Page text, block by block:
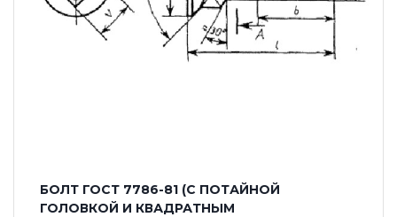
БОЛТ ГОСТ 7786-81 (С ПОТАЙНОЙ
ГОЛОВКОЙ И КВАДРАТНЫМ